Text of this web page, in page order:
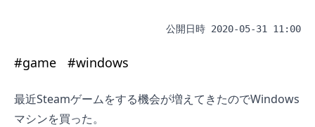
公開日時 2020-05-31 11:00
#game #windows
最近Steamゲームをする機会が増えてきたのでWindows
マシンを買った。